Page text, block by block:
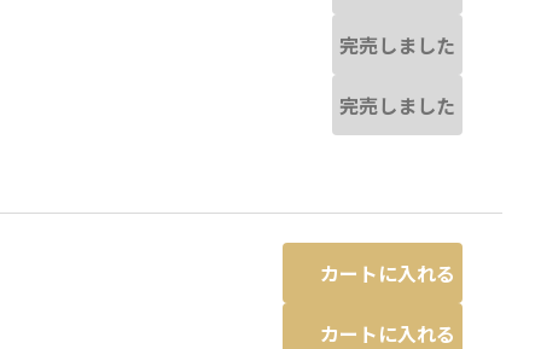
完売しました
完売しました
カートに入れる
カートに入れる